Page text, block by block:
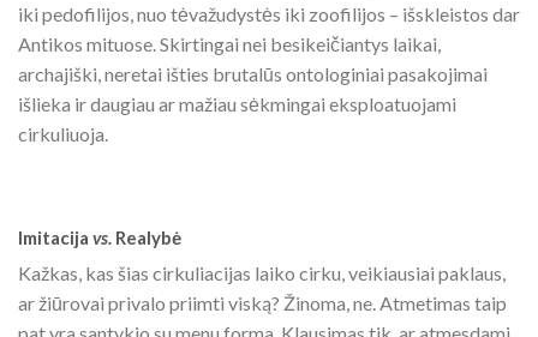
iki pedofilijos, nuo tėvažudystės iki zoofilijos – išskleistos dar
Antikos mituose. Skirtingai nei besikeičiantys laikai,
archajiški, neretai išties brutalūs ontologiniai pasakojimai
išlieka ir daugiau ar mažiau sėkmingai eksploatuojami
cirkuliuoja.
Imitacija vs. Realybė
Kažkas, kas šias cirkuliacijas laiko cirku, veikiausiai paklaus,
ar žiūrovai privalo priimti viską? Žinoma, ne. Atmetimas taip
pat yra santykio su menu forma. Klausimas tik, ar atmesdami